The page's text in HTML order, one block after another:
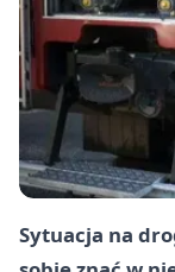
Sytuacja na